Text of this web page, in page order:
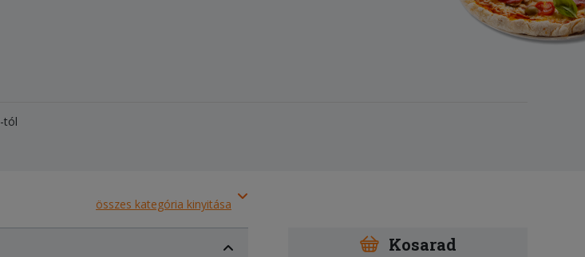
-tól
összes kategória kinyitása
Kosarad